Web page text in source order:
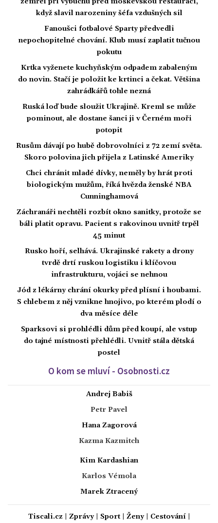
když slavil narozeniny šéfa vzdušných sil
Fanoušci fotbalové Sparty předvedli
nepochopitelné chování. Klub musí zaplatit tučnou
pokutu
Krtka vyženete kuchyňským odpadem zabaleným
do novin. Stačí je položit ke krtinci a čekat. Většina
zahrádkářů tohle nezná
Ruská loď bude sloužit Ukrajině. Kreml se může
pominout, ale dostane šanci ji v Černém moři
potopit
Rusům dávají po hubě dobrovolníci z 72 zemí světa.
Skoro polovina jich přijela z Latinské Ameriky
Chci chránit mladé dívky, neměly by hrát proti
biologickým mužům, říká hvězda ženské NBA
Cunninghamová
Záchranáři nechtěli rozbít okno sanitky, protože se
báli platit opravu. Pacient s rakovinou uvnitř trpěl
45 minut
Rusko hoří, selhává. Ukrajinské rakety a drony
tvrdě drtí ruskou logistiku i klíčovou
infrastrukturu, vojáci se nehnou
Jód z lékárny chrání okurky před plísní i houbami.
S chlebem z něj vznikne hnojivo, po kterém plodí o
dva měsíce déle
Sparksovi si prohlédli dům před koupí, ale vstup
do tajné místnosti přehlédli. Uvnitř stála dětská
postel
O kom se mluví - Osobnosti.cz
Andrej Babiš
Petr Pavel
Hana Zagorová
Kazma Kazmitch
Kim Kardashian
Karlos Vémola
Marek Ztracený
Tiscali.cz Zprávy| Sport| Ženy| Cestování|